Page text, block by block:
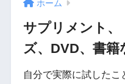
ホーム
サプリメント
ズ、DVD、書
自分で実際に試したこ